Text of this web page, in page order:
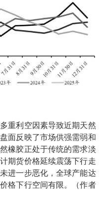
重利空因素导致近期天然
面反映了市场供强需弱和
橡胶正处于传统的需求淡
期货价格延续震荡下行走
进一步恶化，全球产能达
格下行空间有限。（作者